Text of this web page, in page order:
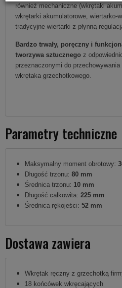
również mechaniczne (wkrętaki
wkrętarki akumulatorowe, wiertarko-
tradycyjne wiertarki z płynną
Bardzo trwały, poręczny i
tworzywa sztucznego z
przeznaczonymi do
wkrętaka grzechotkowego.
Parametry techniczne
Maksymalny moment obrotowy:
Długość trzonu: 80 mm
Średnica trzonu: 10 mm
Długość całkowita: 225 mm
Średnica rękojeści: 52 mm
Dostawa zawiera
Wkrętak ręczny z grzechotką
18 końcówek wkręcających